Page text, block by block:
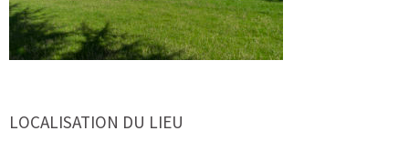
LOCALISATION DU LIEU